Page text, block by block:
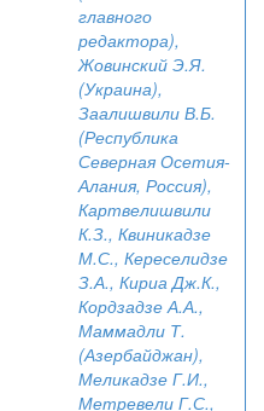
главного
редактора),
Жовинский Э.Я.
(Украина),
Заалишвили В.Б.
(Республика
Северная Осетия-
Алания, Россия),
Картвелишвили
К.З., Квиникадзе
М.С., Кереселидзе
З.А., Кириа Дж.К.,
Кордзадзе А.А.,
Маммадли Т.
(Азербайджан),
Меликадзе Г.И.,
Метревели Г.С.,